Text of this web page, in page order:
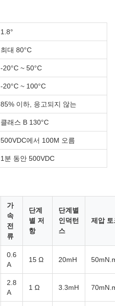
1.8°
최대 80°C
-20°C ~ 50°C
-20°C ~ 100°C
85% 이하, 응고되지 않는
클래스 B 130°C
500VDC에서 100M 오름
1분 동안 500VDC
가
속
전
류
단계
별 저
항
단계별
인덕턴
스
제압 토
0.6
A
15 Ω 20mH
2.8
A
1 Ω 3.3mH